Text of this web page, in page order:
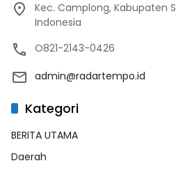
Kec. Camplong, Kabupaten
Indonesia
O821-2143-0426
admin@radartempo.id
Kategori
BERITA UTAMA
Daerah